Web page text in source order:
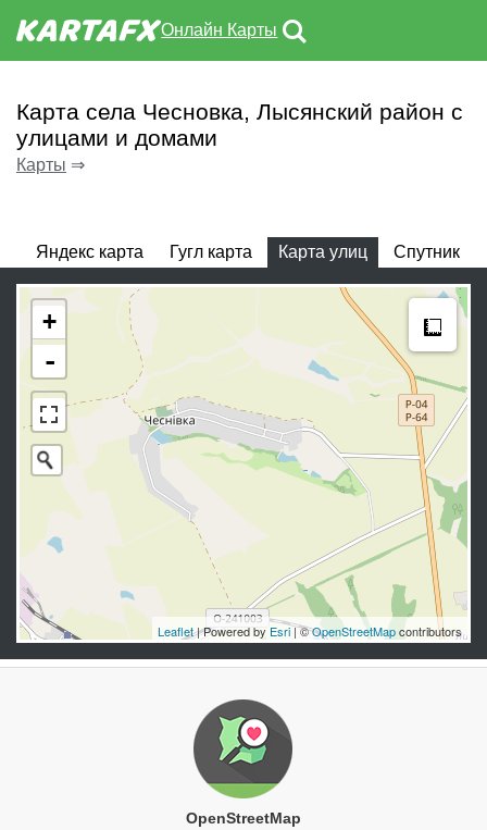
Онлайн Карты
Карта села Чесновка, Лысянский район с
улицами и домами
Карты ⇒
Яндекс карта Гугл карта Карта улиц Спутник
+
-
Leaflet| Powered by Esri| ©OpenStreetMapcontributors
OpenStreetMap